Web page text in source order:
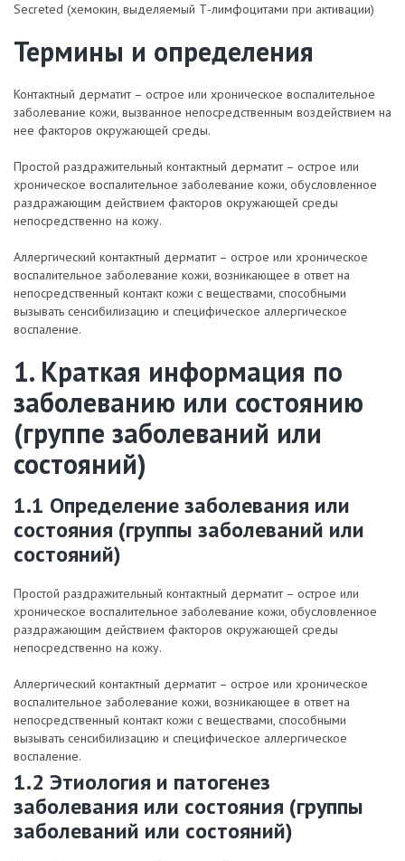
Secreted (хемокин, выделяемый Т-лимфоцитами при активации)
Термины и определения
Контактный дерматит – острое или хроническое воспалительное
заболевание кожи, вызванное непосредственным воздействием на
нее факторов окружающей среды.
Простой раздражительный контактный дерматит – острое или
хроническое воспалительное заболевание кожи, обусловленное
раздражающим действием факторов окружающей среды
непосредственно на кожу.
Аллергический контактный дерматит – острое или хроническое
воспалительное заболевание кожи, возникающее в ответ на
непосредственный контакт кожи с веществами, способными
вызывать сенсибилизацию и специфическое аллергическое
воспаление.
1. Краткая информация по
заболеванию или состоянию
(группе заболеваний или
состояний)
1.1 Определение заболевания или
состояния (группы заболеваний или
состояний)
Простой раздражительный контактный дерматит – острое или
хроническое воспалительное заболевание кожи, обусловленное
раздражающим действием факторов окружающей среды
непосредственно на кожу.
Аллергический контактный дерматит – острое или хроническое
воспалительное заболевание кожи, возникающее в ответ на
непосредственный контакт кожи с веществами, способными
вызывать сенсибилизацию и специфическое аллергическое
воспаление.
1.2 Этиология и патогенез
заболевания или состояния (группы
заболеваний или состояний)